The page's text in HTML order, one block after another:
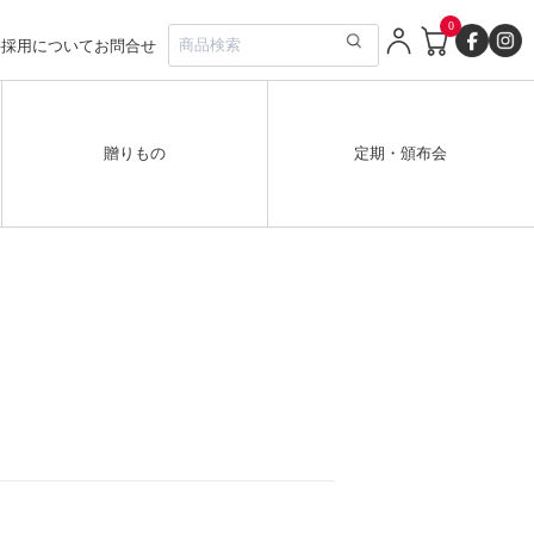
採用についてお問合せ
0
贈りもの 定期・頒布会